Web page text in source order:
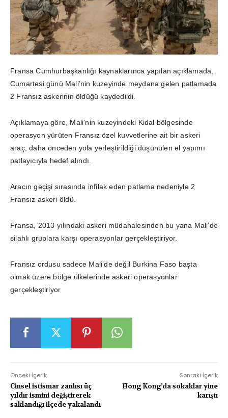
Fransa Cumhurbaşkanlığı kaynaklarınca yapılan açıklamada,
Cumartesi günü Mali’nin kuzeyinde meydana gelen patlamada
2 Fransız askerinin öldüğü kaydedildi.
Açıklamaya göre, Mali’nin kuzeyindeki Kidal bölgesinde
operasyon yürüten Fransız özel kuvvetlerine ait bir askeri
araç, daha önceden yola yerleştirildiği düşünülen el yapımı
patlayıcıyla hedef alındı.
Aracın geçişi sırasında infilak eden patlama nedeniyle 2
Fransız askeri öldü.
Fransa, 2013 yılındaki askeri müdahalesinden bu yana Mali’de
silahlı gruplara karşı operasyonlar gerçekleştiriyor.
Fransız ordusu sadece Mali’de değil Burkina Faso başta
olmak üzere bölge ülkelerinde askeri operasyonlar
gerçekleştiriyor
Önceki İçerik
Cinsel istismar zanlısı üç
yıldır ismini değiştirerek
saklandığı ilçede yakalandı
Sonraki İçerik
Hong Kong’da sokaklar yine
karıştı